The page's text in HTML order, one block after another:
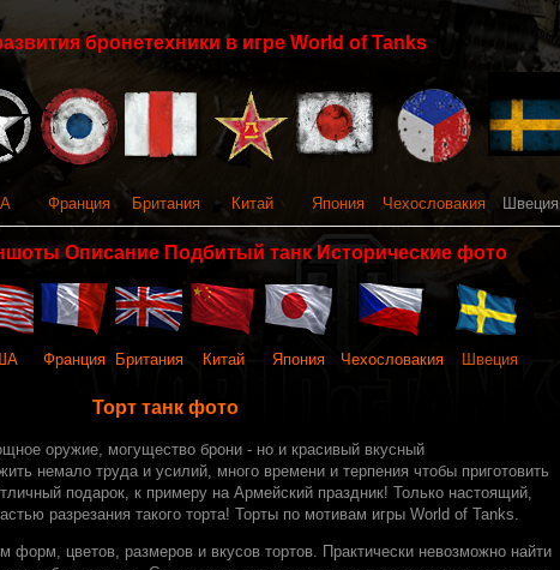
бронетехники в игре World of Tanks
Франция Британия Китай Япония Чехословакия Швеция
Описание Подбитый танк Исторические фото
Франция Британия Китай Япония Чехословакия Швеция
Торт танк фото
оружие, могущество брони - но и красивый вкусный
немало труда и усилий, много времени и терпения чтобы приготовить
подарок, к примеру на Армейский праздник! Только настоящий,
разрезания такого торта! Торты по мотивам игры World of Tanks.
форм, цветов, размеров и вкусов тортов. Практически невозможно найти